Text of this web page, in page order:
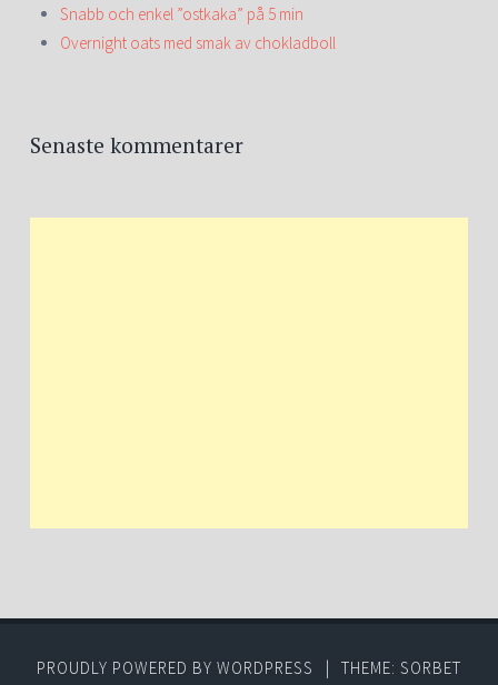
Snabb och enkel ”ostkaka” på 5 min
Overnight oats med smak av chokladboll
Senaste kommentarer
PROUDLY POWERED BY WORDPRESS | THEME: SORBET